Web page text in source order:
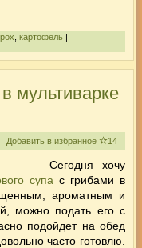
картофель|
мультиварке
Добавить в избранное 14
Сегодня хочу
супа с грибами в
ароматным и
можно подать его с
подойдет на обед
часто готовлю.